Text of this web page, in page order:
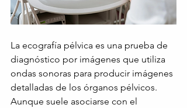
La ecografía pélvica es una prueba de
diagnóstico por imágenes que utiliza
ondas sonoras para producir imágenes
detalladas de los órganos pélvicos.
Aunque suele asociarse con el